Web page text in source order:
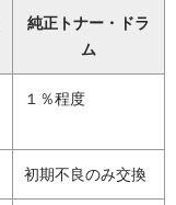
純正トナー・ドラ
ム
１％程度
初期不良のみ交換